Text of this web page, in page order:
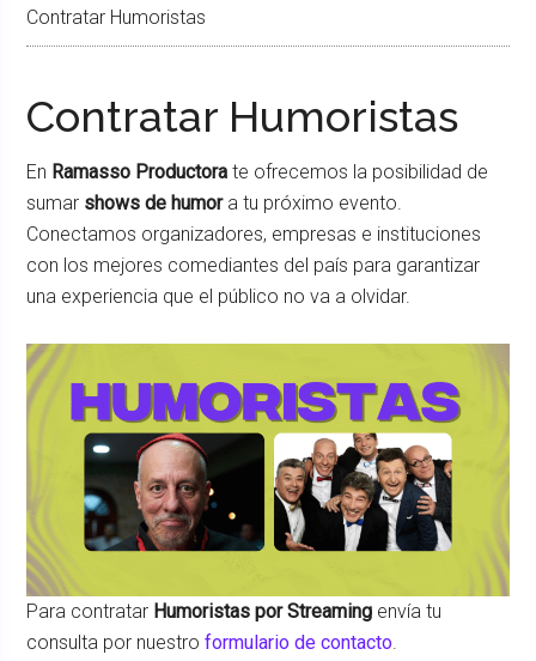
Contratar Humoristas
Contratar Humoristas
En Ramasso Productora te ofrecemos la posibilidad de
sumar shows de humora tu próximo evento.
Conectamos organizadores, empresas e instituciones
con los mejores comediantes del país para garantizar
una experiencia que el público no va a olvidar.
Para contratar Humoristas por Streaming envía tu
consulta por nuestroformulario de contacto.